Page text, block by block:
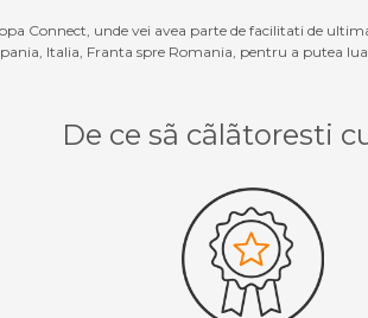
Connect, unde vei avea parte de facilitati de
Italia, Franta spre Romania, pentru a putea
De ce sã cãlãtoresti